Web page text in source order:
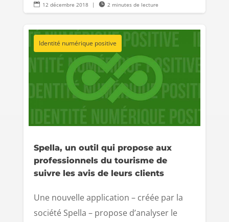
 12 décembre 2018 |  2 minutes de lecture
Identité numérique positive
Spella, un outil qui propose aux
professionnels du tourisme de
suivre les avis de leurs clients
Une nouvelle application – créée par la
société Spella – propose d’analyser le